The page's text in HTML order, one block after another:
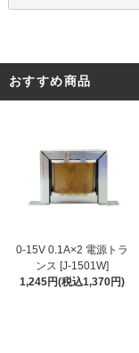
おすすめ商品
0-15V 0.1A×2 電源トラ
ンス [J-1501W]
1,245円(税込1,370円)